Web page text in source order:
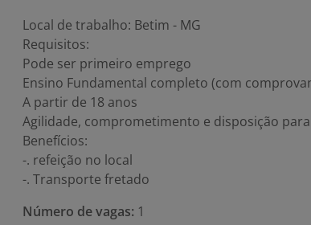
Local de trabalho: Betim - MG
Requisitos:
Pode ser primeiro emprego
Ensino Fundamental completo (com
A partir de 18 anos
Agilidade, comprometimento e disposição
Benefícios:
-. refeição no local
-. Transporte fretado
Número de vagas: 1